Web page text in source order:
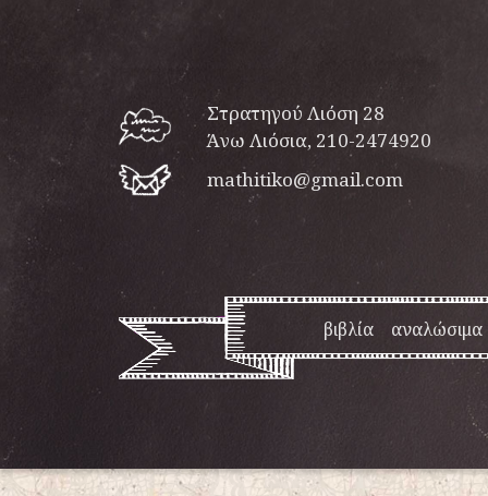
Στρατηγού Λιόση 28
Άνω Λιόσια, 210-2474920
mathitiko@gmail.com
βιβλία αναλώσιμα